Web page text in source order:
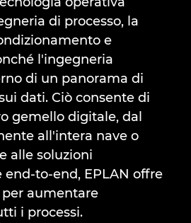
di processo, la
e
l'ingegneria
di un panorama di
dati. Ciò consente di
gemello digitale, dal
all'intera nave o
alle soluzioni
to-end, EPLAN offre
aumentare
i processi.
gli studenti
Apps